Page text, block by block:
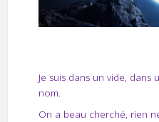
Je suis dans un vide, dans
nom.
On a beau cherché, rien